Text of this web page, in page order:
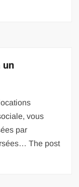
un
vous
par
The post